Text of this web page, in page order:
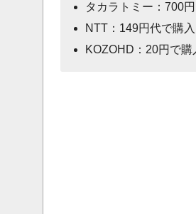
タカラトミー：700
NTT：149円代で購
KOZOHD：20円で